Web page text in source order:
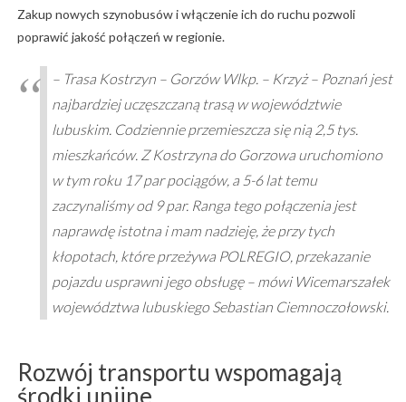
Zakup nowych szynobusów i włączenie ich do ruchu pozwoli
poprawić jakość połączeń w regionie.
– Trasa Kostrzyn – Gorzów Wlkp. – Krzyż – Poznań jest
najbardziej uczęszczaną trasą w województwie
lubuskim. Codziennie przemieszcza się nią 2,5 tys.
mieszkańców. Z Kostrzyna do Gorzowa uruchomiono
w tym roku 17 par pociągów, a 5-6 lat temu
zaczynaliśmy od 9 par. Ranga tego połączenia jest
naprawdę istotna i mam nadzieję, że przy tych
kłopotach, które przeżywa POLREGIO, przekazanie
pojazdu usprawni jego obsługę – mówi Wicemarszałek
województwa lubuskiego Sebastian Ciemnoczołowski.
Rozwój transportu wspomagają
środki unijne